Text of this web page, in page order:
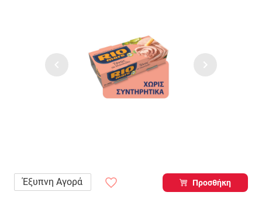
Έξυπνη Αγορά Προσθήκη